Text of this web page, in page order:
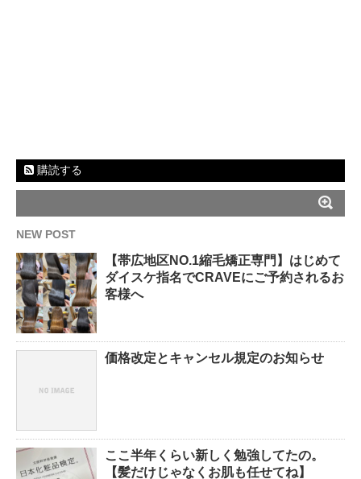
購読する
NEW POST
【帯広地区NO.1縮毛矯正専門】はじめて
ダイスケ指名でCRAVEにご予約されるお
客様へ
価格改定とキャンセル規定のお知らせ
ここ半年くらい新しく勉強してたの。
【髪だけじゃなくお肌も任せてね】